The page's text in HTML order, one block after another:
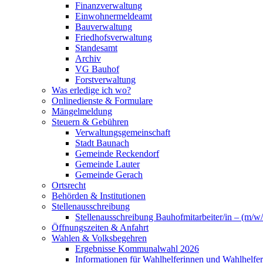
Finanzverwaltung
Einwohnermeldeamt
Bauverwaltung
Friedhofsverwaltung
Standesamt
Archiv
VG Bauhof
Forstverwaltung
Was erledige ich wo?
Onlinedienste & Formulare
Mängelmeldung
Steuern & Gebühren
Verwaltungsgemeinschaft
Stadt Baunach
Gemeinde Reckendorf
Gemeinde Lauter
Gemeinde Gerach
Ortsrecht
Behörden & Institutionen
Stellenausschreibung
Stellenausschreibung Bauhofmitarbeiter/in – (m/
Öffnungszeiten & Anfahrt
Wahlen & Volksbegehren
Ergebnisse Kommunalwahl 2026
Informationen für Wahlhelferinnen und Wahlhelfer